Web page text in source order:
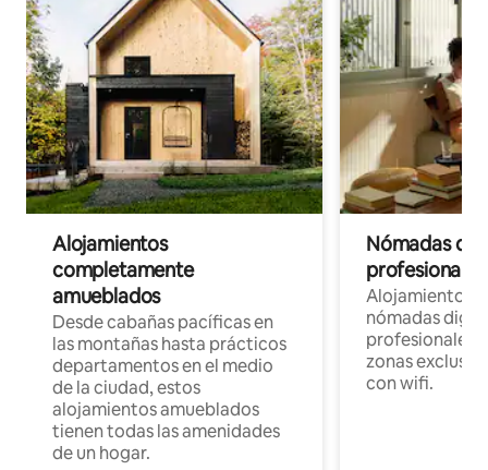
Alojamientos
completamente
amueblados
Desde cabañas pacíficas en
las montañas hasta prácticos
departamentos en el medio
de la ciudad, estos
alojamientos amueblados
tienen todas las amenidades
de un hogar.
Nómadas
Alojamientos
nómadas
profesionales
zonas
con wifi.